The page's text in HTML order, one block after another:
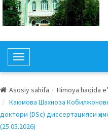
T
o
g
l
e
N
Asosiy sahifa
Himoya haqida
Каюмова Шахноза
доктори (DSc) диссертацияси
(25.05.2026)